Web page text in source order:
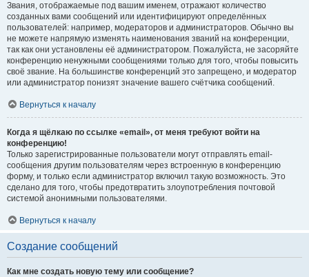
Звания, отображаемые под вашим именем, отражают количество
созданных вами сообщений или идентифицируют определённых
пользователей: например, модераторов и администраторов. Обычно вы
не можете напрямую изменять наименования званий на конференции,
так как они установлены её администратором. Пожалуйста, не засоряйте
конференцию ненужными сообщениями только для того, чтобы повысить
своё звание. На большинстве конференций это запрещено, и модератор
или администратор понизят значение вашего счётчика сообщений.
Вернуться к началу
Когда я щёлкаю по ссылке «email», от меня требуют войти на
конференцию!
Только зарегистрированные пользователи могут отправлять email-
сообщения другим пользователям через встроенную в конференцию
форму, и только если администратор включил такую возможность. Это
сделано для того, чтобы предотвратить злоупотребления почтовой
системой анонимными пользователями.
Вернуться к началу
Создание сообщений
Как мне создать новую тему или сообщение?